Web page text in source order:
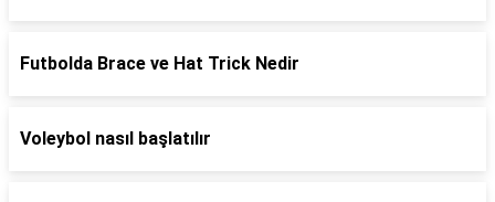
Futbolda Brace ve Hat Trick Nedir
Voleybol nasıl başlatılır